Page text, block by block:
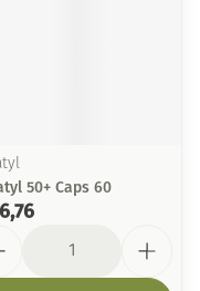
50+ Caps 60